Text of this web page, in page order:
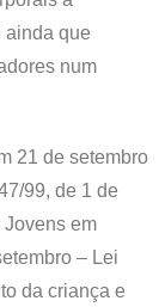
ainda que
num
21 de setembro
99, de 1 de
em
– Lei
da criança e